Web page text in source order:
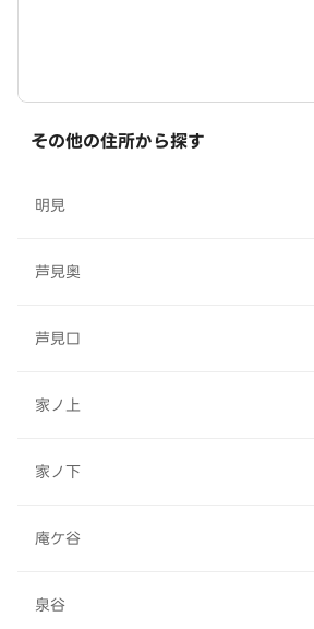
その他の住所から探す
明見
芦見奥
芦見口
家ノ上
家ノ下
庵ケ谷
泉谷